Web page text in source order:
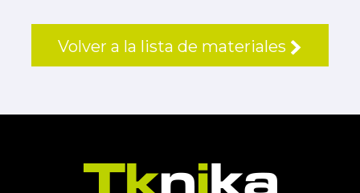
Volver a la lista de materiales